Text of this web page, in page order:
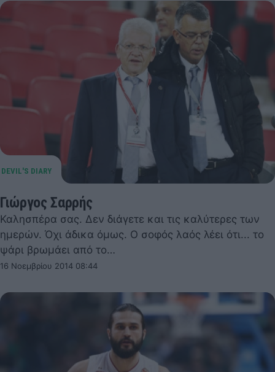
Γιώργος Σαρρής
Καλησπέρα σας. Δεν διάγετε και τις καλύτερες των
ημερών. Όχι άδικα όμως. Ο σοφός λαός λέει ότι... το
ψάρι βρωμάει από το…
16 Νοεμβρίου 2014 08:44